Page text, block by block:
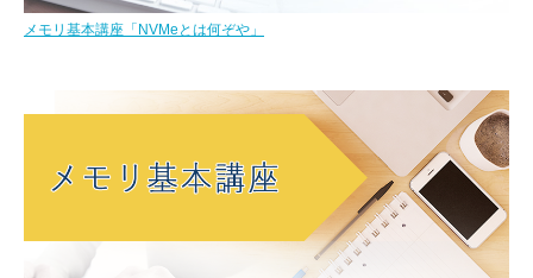
メモリ基本講座「NVMeとは何ぞや」